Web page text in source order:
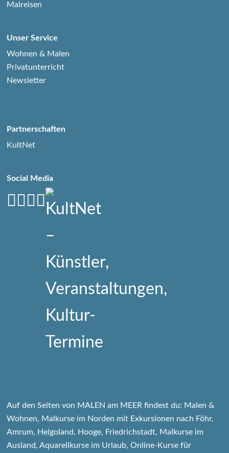
Malreisen
Unser Service
Wohnen & Malen
Privatunterricht
Newsletter
Partnerschaften
KultNet
Social Media
Auf den Seiten von MALEN am MEER findest du: Malen &
Wohnen, Malkurse im Norden mit Exkursionen nach Föhr,
Amrum, Helgoland, Hooge, Friedrichstadt, Malkurse im
Ausland, Aquarellkurse im Urlaub, Online-Kurse für